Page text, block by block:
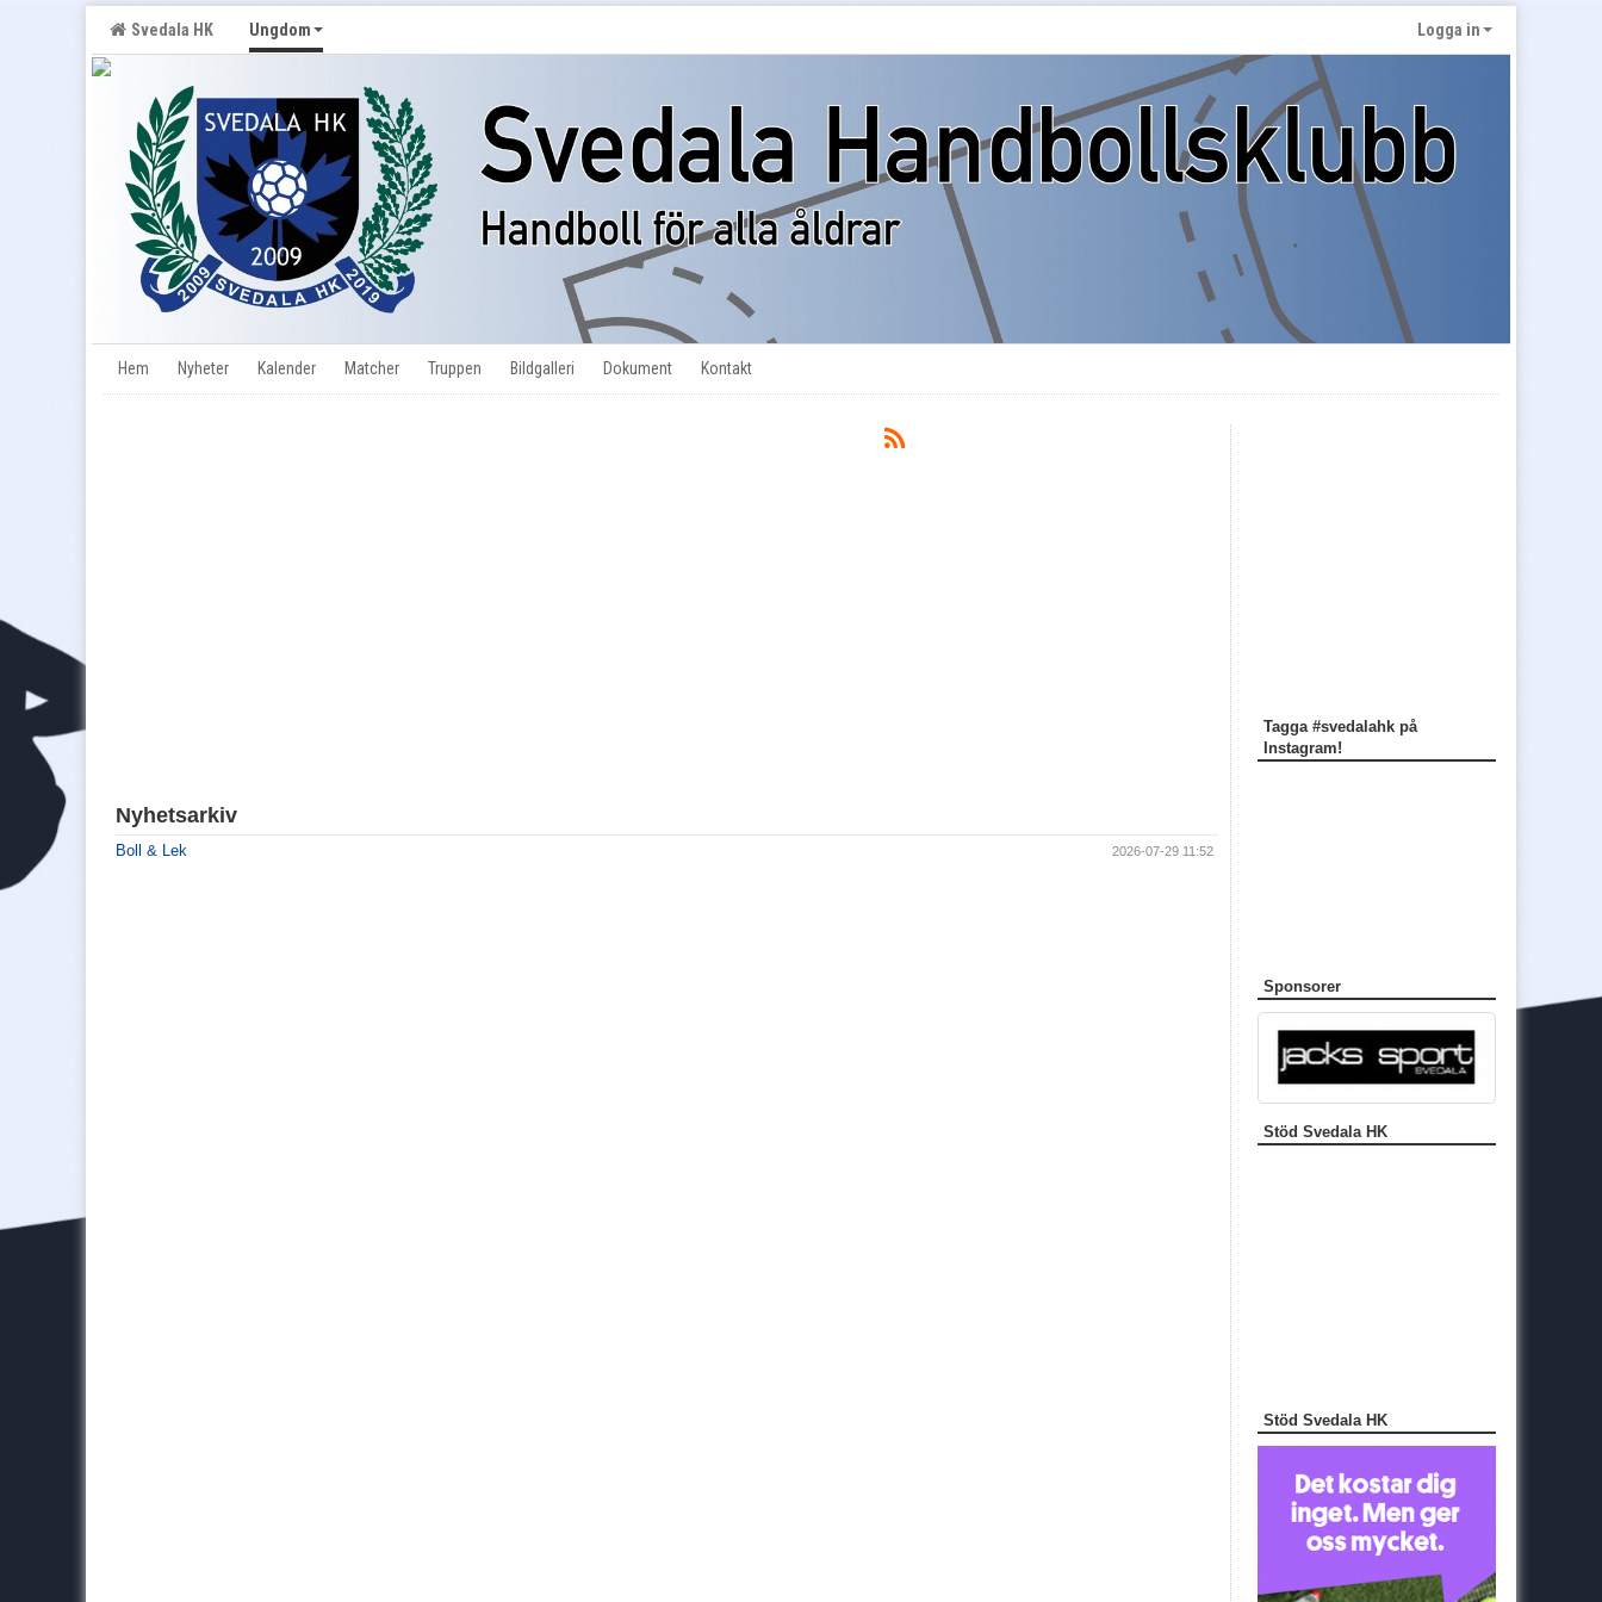
Svedala HK Ungdom Logga in
Hem Nyheter Kalender Matcher Truppen Bildgalleri Dokument Kontakt
Nyhetsarkiv
Boll & Lek 2026-07-29 11:52
Tagga #svedalahk på
Instagram!
Sponsorer
Stöd Svedala HK
Stöd Svedala HK